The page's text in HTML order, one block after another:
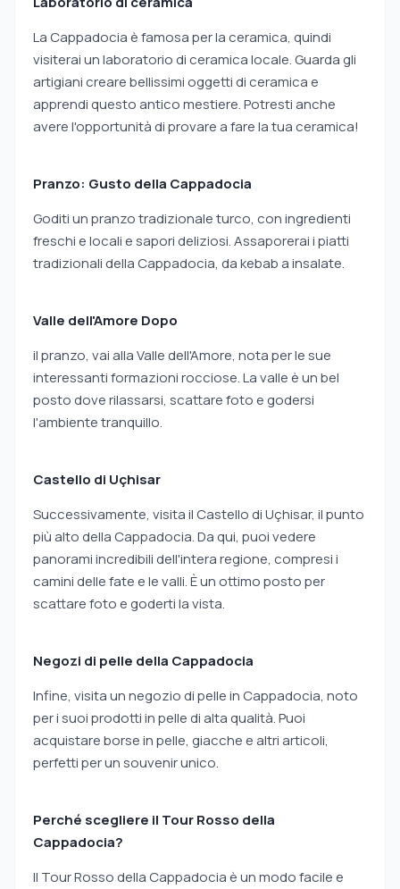
La Cappadocia è famosa per la ceramica, quindi
visiterai un laboratorio di ceramica locale. Guarda gli
artigiani creare bellissimi oggetti di ceramica e
apprendi questo antico mestiere. Potresti anche
avere l'opportunità di provare a fare la tua ceramica!
Pranzo: Gusto della Cappadocia
Goditi un pranzo tradizionale turco, con ingredienti
freschi e locali e sapori deliziosi. Assaporerai i piatti
tradizionali della Cappadocia, da kebab a insalate.
Valle dell'Amore Dopo
il pranzo, vai alla Valle dell'Amore, nota per le sue
interessanti formazioni rocciose. La valle è un bel
posto dove rilassarsi, scattare foto e godersi
l'ambiente tranquillo.
Castello di Uçhisar
Successivamente, visita il Castello di Uçhisar, il punto
più alto della Cappadocia. Da qui, puoi vedere
panorami incredibili dell'intera regione, compresi i
camini delle fate e le valli. È un ottimo posto per
scattare foto e goderti la vista.
Negozi di pelle della Cappadocia
Infine, visita un negozio di pelle in Cappadocia, noto
per i suoi prodotti in pelle di alta qualità. Puoi
acquistare borse in pelle, giacche e altri articoli,
perfetti per un souvenir unico.
Perché scegliere il Tour Rosso della
Cappadocia?
Il Tour Rosso della Cappadocia è un modo facile e